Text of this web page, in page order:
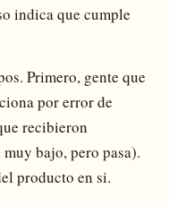
indica que cumple
Primero, gente que
por error de
recibieron
bajo, pero pasa).
producto en si.